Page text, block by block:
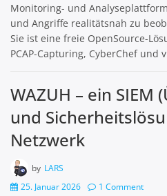
Monitoring- und
und Angriffe realitätsnah zu
Sie ist eine freie OpenSource-
PCAP-Capturing, CyberChef und
WAZUH – ein SIEM
und
Netzwerk
by LARS
25. Januar 2026
1 Comment